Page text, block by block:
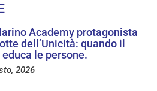
Academy protagonista
dell’Unicità: quando il
le persone.
2026